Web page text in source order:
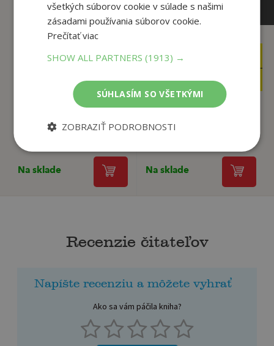
10,99€
1 €
Sebaklam
Na sklade
Majster hádankár
Na sklade
Recenzie čitateľov
Napíšte recenziu a môžete vyhrať
Ako sa vám páčila kniha?
všetkých súborov cookie v súlade s našimi
zásadami používania súborov cookie.
Prečítať viac
SHOW ALL PARTNERS(1913) →
SÚHLASÍM SO VŠETKÝMI
ZOBRAZIŤ PODROBNOSTI